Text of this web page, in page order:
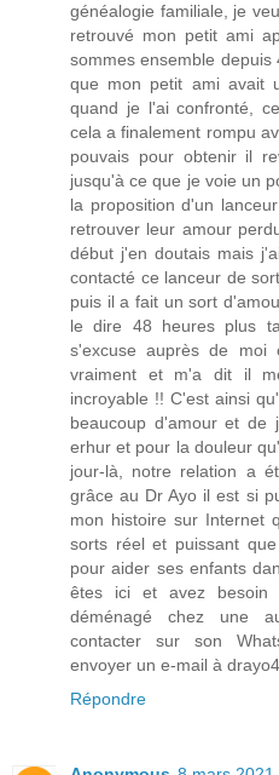
généalogie familiale, je
retrouvé mon petit ami
sommes ensemble
que mon petit ami avait
quand je l'ai confronté,
cela a finalement rompu
pouvais pour obtenir il
jusqu'à ce que je voie un
la proposition d'un
retrouver leur amour
début j'en doutais mais
contacté ce lanceur de
puis il a fait un sort
le dire 48 heures plus
s'excuse auprès de
vraiment et m'a dit il
incroyable !! C'est ainsi
beaucoup d'amour et de
erhur et pour la douleur
jour-là, notre relation a
grâce au Dr Ayo il est si
mon histoire sur Internet
sorts réel et puissant
pour aider ses enfants
êtes ici et avez
déménagé chez une
contacter sur son
envoyer un e-mail à
Répondre